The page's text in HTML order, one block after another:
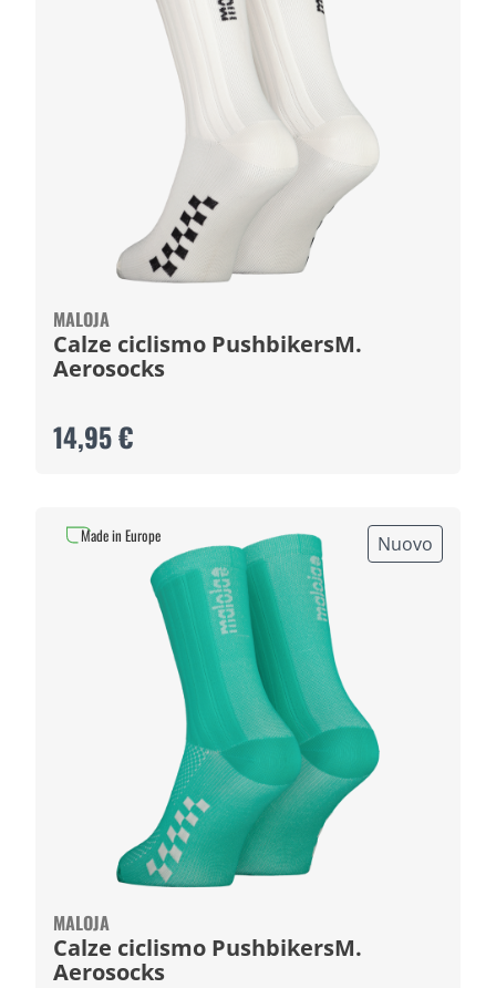
MALOJA
Calze ciclismo PushbikersM.
Aerosocks
14,95 €
Nuovo
MALOJA
Calze ciclismo PushbikersM.
Aerosocks
Made in Europe